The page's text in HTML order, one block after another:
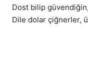
Dost bilip
Dile dolar çiğnerler,